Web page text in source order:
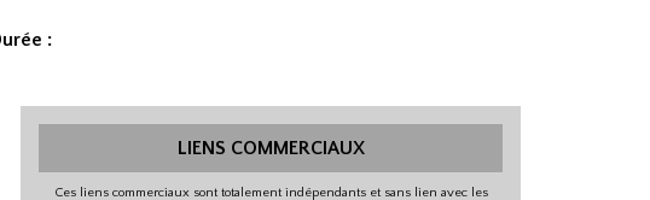
:
LIENS COMMERCIAUX
Ces liens commerciaux sont totalement indépendants et sans lien avec les